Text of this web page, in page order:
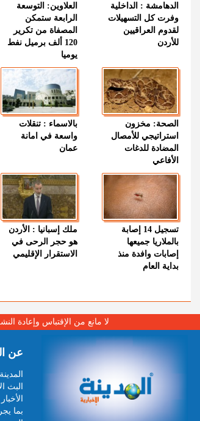
الدهامشة : الداخلية
وفرت كل التسهيلات
لقدوم العراقيين
للأردن
العلاوين: التوسعة
الرابعة ستمكن
المصفاة من تكرير
120 ألف برميل نفط
يوميا
الصحة: مخزون
استراتيجي للأمصال
المضادة للدغات
الأفاعي
بالاسماء : تنقلات
واسعة في امانة
عمان
تسجيل 14 إصابة
بالملاريا جميعها
إصابات وافدة منذ
بداية العام
ملك إسبانيا : الأردن
هو حجر الرحى في
الاستقرار الإقليمي
لا مانع من الإقتباس وإعادة
عن
البث
بما